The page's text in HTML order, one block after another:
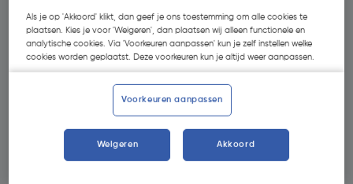
Oops!
Als je op 'Akkoord' klikt, dan geef je ons toestemming om alle cookies te
plaatsen. Kies je voor 'Weigeren', dan plaatsen wij alleen functionele en
analytische cookies. Via 'Voorkeuren aanpassen' kun je zelf instellen welke
cookies worden geplaatst. Deze voorkeuren kun je altijd weer aanpassen.
Voorkeuren aanpassen
Weigeren Akkoord